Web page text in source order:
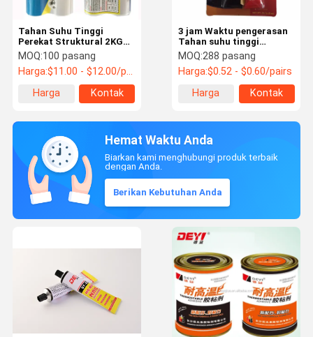
Tahan Suhu Tinggi
Perekat Struktural 2KG
Lem Epoxy Dan Resin
Epoxy Fenol
MOQ:100 pasang
Harga:$11.00 - $12.00/pairs
Harga
Kontak
3 jam Waktu pengerasan
Tahan suhu tinggi
Perekat struktural 5kg
MF C11H12O3 N
MOQ:288 pasang
Harga:$0.52 - $0.60/pairs
Harga
Kontak
Hemat Waktu Anda
Biarkan kami menghubungi produk terbaik
dengan Anda.
Berikan Kebutuhan Anda